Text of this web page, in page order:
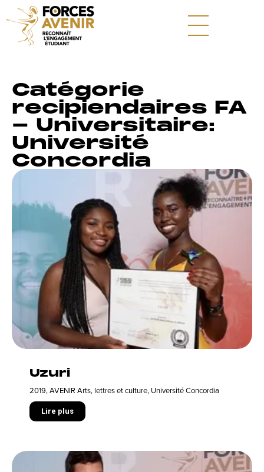
Catégorie
recipiendaires FA
- Universitaire:
Université
Concordia
Uzuri
2019,AVENIR Arts, lettres et culture, Université Concordia
Lire plus